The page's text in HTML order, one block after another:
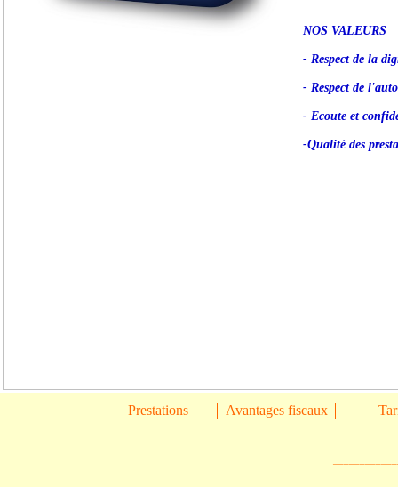
NOS VALEURS
- Respect de la
- Respect de
- Ecoute et
-Qualité des
Prestations Avantages fiscaux